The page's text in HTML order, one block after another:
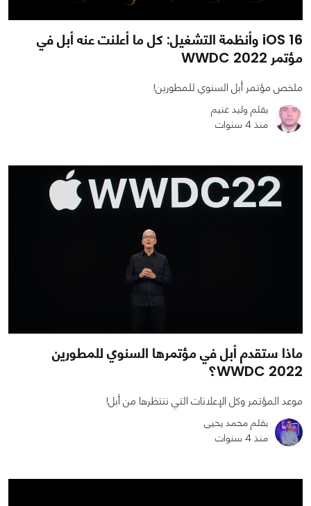
iOS 16 وأنظمة التشغيل: كل ما أعلنت عنه أبل في
مؤتمر WWDC 2022
ملخص مؤتمر أبل السنوي للمطورين!
بقلم وليد غنيم
منذ 4 سنوات
ماذا ستقدم أبل في مؤتمرها السنوي للمطورين
WWDC 2022؟
موعد المؤتمر وكل الإعلانات التي ننتظرها من أبل!
بقلم محمد يحيى
منذ 4 سنوات